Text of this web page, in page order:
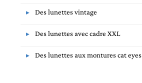
Des lunettes vintage
Des lunettes avec cadre XXL
Des lunettes aux montures cat eyes